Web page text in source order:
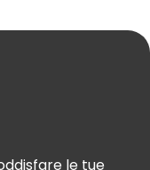
le tue